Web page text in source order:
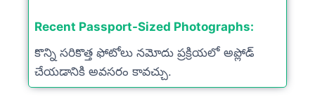
Recent Passport-Sized Photographs:
కొన్ని సరికొత్త ఫోటోలు నమోదు ప్రక్రియలో అప్లోడ్
చేయడానికి అవసరం కావచ్చు.